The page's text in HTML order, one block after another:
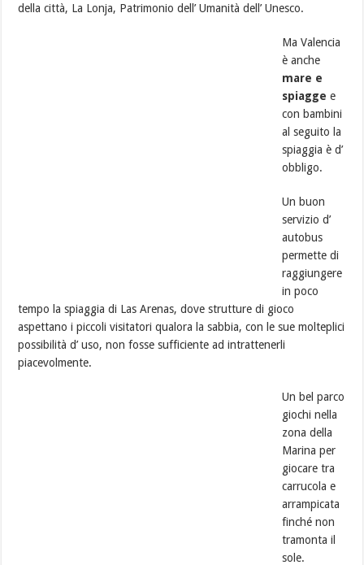
della città, La Lonja, Patrimonio dell’ Umanità dell’ Unesco.
Ma Valencia
è anche
mare e
spiagge e
con bambini
al seguito la
spiaggia è d’
obbligo.
Un buon
servizio d’
autobus
permette di
raggiungere
in poco
tempo la spiaggia di Las Arenas, dove strutture di gioco
aspettano i piccoli visitatori qualora la sabbia, con le sue molteplici
possibilità d’ uso, non fosse sufficiente ad intrattenerli
piacevolmente.
Un bel parco
giochi nella
zona della
Marina per
giocare tra
carrucola e
arrampicata
finché non
tramonta il
sole.